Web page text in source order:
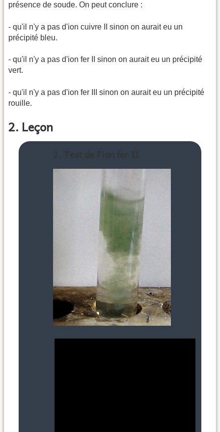
présence de soude. On peut conclure :
- qu'il n'y a pas d'ion cuivre II sinon on aurait eu un
précipité bleu.
- qu'il n'y a pas d'ion fer II sinon on aurait eu un précipité
vert.
- qu'il n'y a pas d'ion fer III sinon on aurait eu un précipité
rouille.
2. Leçon
2. Test de l'ion fer II